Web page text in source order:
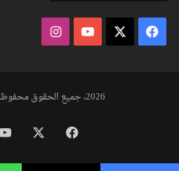
فيسبوك ‫YouTubeانستقرام
2026، جميع الحقوق محفوظة | Sportime Tv
فيسبوك